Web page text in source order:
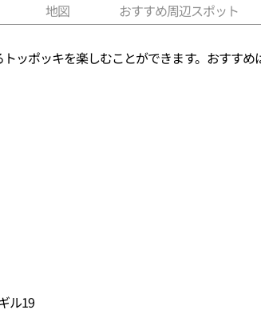
地図 おすすめ周辺スポット
ッポッキを楽しむことができます。おすす
ル19